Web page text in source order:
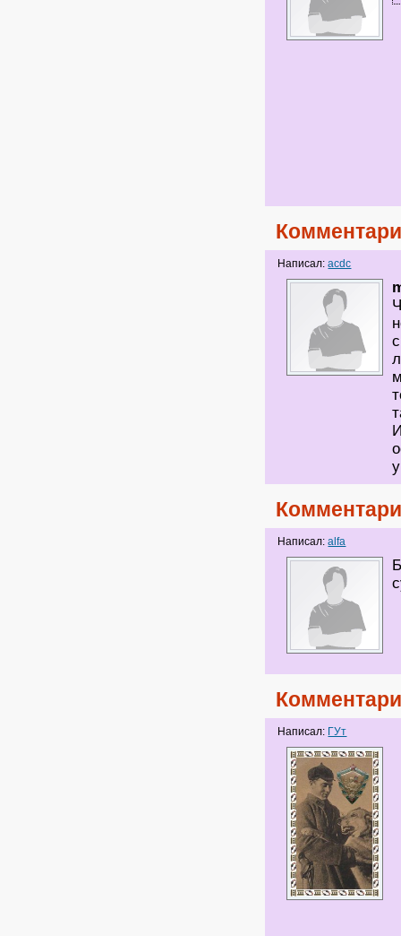
Написал:acdc
Написал:alfa
Написал: ГУт